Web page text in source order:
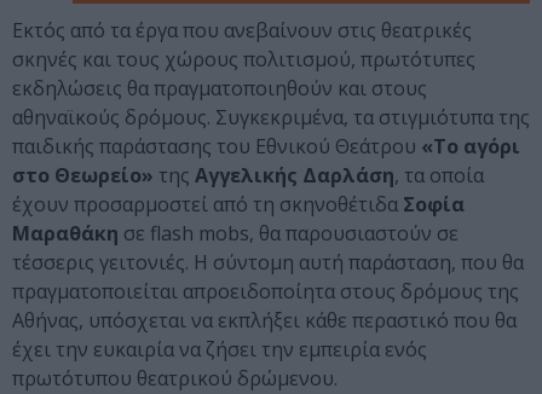
Εκτός από τα έργα που ανεβαίνουν στις θεατρικές
σκηνές και τους χώρους πολιτισμού, πρωτότυπες
εκδηλώσεις θα πραγματοποιηθούν και στους
αθηναϊκούς δρόμους. Συγκεκριμένα, τα στιγμιότυπα της
παιδικής παράστασης του Εθνικού Θεάτρου «Το αγόρι
στο Θεωρείο» της Αγγελικής Δαρλάση, τα οποία
έχουν προσαρμοστεί από τη σκηνοθέτιδα Σοφία
Μαραθάκη σε flash mobs, θα παρουσιαστούν σε
τέσσερις γειτονιές. Η σύντομη αυτή παράσταση, που θα
πραγματοποιείται απροειδοποίητα στους δρόμους της
Αθήνας, υπόσχεται να εκπλήξει κάθε περαστικό που θα
έχει την ευκαιρία να ζήσει την εμπειρία ενός
πρωτότυπου θεατρικού δρώμενου.